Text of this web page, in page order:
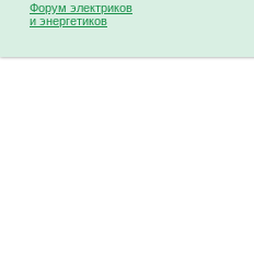
Форум электриков
и энергетиков